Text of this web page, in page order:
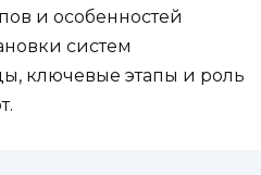
и особенностей
систем
ключевые этапы и роль